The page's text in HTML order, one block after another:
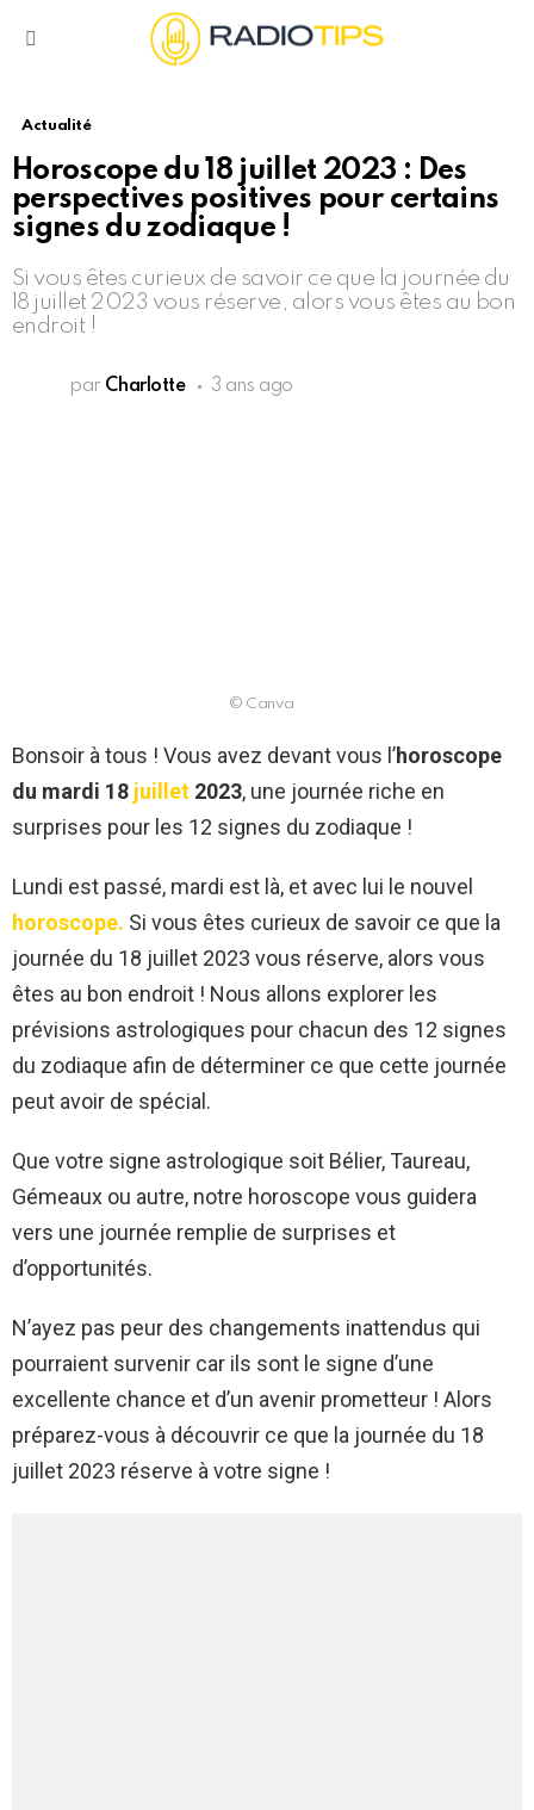
Actualité
Horoscope du 18 juillet 2023 : Des
perspectives positives pour certains
signes du zodiaque !
Si vous êtes curieux de savoir ce que la journée du
18 juillet 2023 vous réserve, alors vous êtes au bon
endroit !
par Charlotte 3 ans ago
© Canva
Bonsoir à tous ! Vous avez devant vous l’horoscope
du mardi 18 juillet 2023, une journée riche en
surprises pour les 12 signes du zodiaque !
Lundi est passé, mardi est là, et avec lui le nouvel
horoscope. Si vous êtes curieux de savoir ce que la
journée du 18 juillet 2023 vous réserve, alors vous
êtes au bon endroit ! Nous allons explorer les
prévisions astrologiques pour chacun des 12 signes
du zodiaque afin de déterminer ce que cette journée
peut avoir de spécial.
Que votre signe astrologique soit Bélier, Taureau,
Gémeaux ou autre, notre horoscope vous guidera
vers une journée remplie de surprises et
d’opportunités.
N’ayez pas peur des changements inattendus qui
pourraient survenir car ils sont le signe d’une
excellente chance et d’un avenir prometteur ! Alors
préparez-vous à découvrir ce que la journée du 18
juillet 2023 réserve à votre signe !